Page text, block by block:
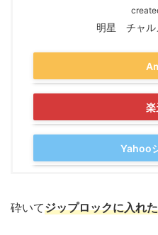
明星 チャ
楽
Yahoo
砕いてジップロックに入れ